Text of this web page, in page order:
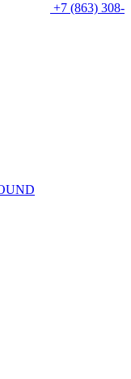
+7 (863) 308-